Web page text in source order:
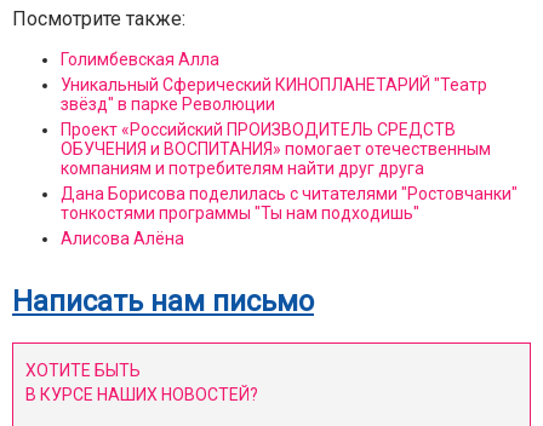
Посмотрите также:
Голимбевская Алла
Уникальный Сферический КИНОПЛАНЕТАРИЙ "Театр
звёзд" в парке Революции
Проект «Российский ПРОИЗВОДИТЕЛЬ СРЕДСТВ
ОБУЧЕНИЯ и ВОСПИТАНИЯ» помогает отечественным
компаниям и потребителям найти друг друга
Дана Борисова поделилась с читателями "Ростовчанки"
тонкостями программы "Ты нам подходишь"
Алисова Алёна
Написать нам письмо
ХОТИТЕ БЫТЬ
В КУРСЕ НАШИХ НОВОСТЕЙ?